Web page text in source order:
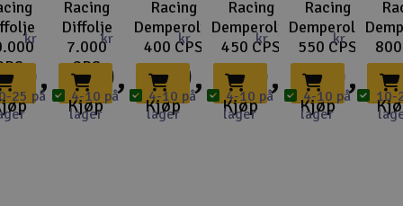
kr
69,-
25 på
Racing
Diffolje
7.000
CPS
kr
69,-
Kjøp
4-10 på
lager
Racing
Demperolje
400 CPS
kr
69,-
Kjøp
4-10 på
lager
Racing
Demperolje
450 CPS
kr
69,-
Kjøp
4-10 på
lager
Racing
Demperolje
550 CPS
kr
69,-
Kjøp
4-10 på
lager
10-